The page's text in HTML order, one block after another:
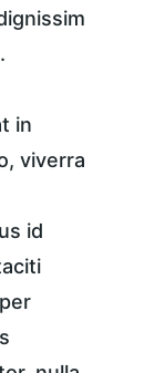
in
viverra
id